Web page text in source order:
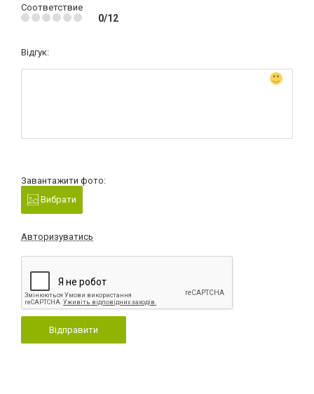
Соответствие
0/12
Відгук:
Завантажити фото:
Вибрати
Авторизуватись
Відправити